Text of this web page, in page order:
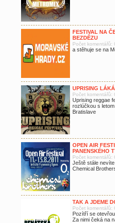
FESTIVAL NA
BEZDĚZU
Počet komentářů:
a stěhuje se na
UPRISING
Počet komentářů:
Uprising reggae
rozlúčkou s
Bratislave
OPEN AIR
PANENSKÉHO
Počet komentářů:
Ještě stále
Chemical
TAK A JDEME
Počet komentářů:
Pozítří se
Za nimi čeká na